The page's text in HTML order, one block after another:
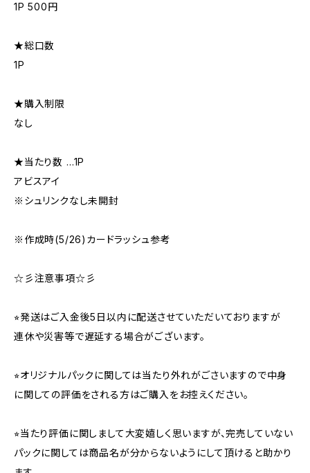
1P 500円
★総口数
1P
★購入制限
なし
★当たり数 …1P
アビスアイ
※シュリンクなし未開封
※作成時(5/26)カードラッシュ参考
☆彡注意事項☆彡
⭐︎発送はご入金後5日以内に配送させていただいておりますが
連休や災害等で遅延する場合がございます。
⭐︎オリジナルパックに関しては当たり外れがごさいますので中身
に関しての評価をされる方はご購入をお控えください。
⭐︎当たり評価に関しまして大変嬉しく思いますが、完売していない
パックに関しては商品名が分からないようにして頂けると助かり